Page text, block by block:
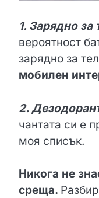
1. Зарядно за
вероятност
зарядно за
мобилен
2.
чантата си е
моя списък.
Никога не
среща.